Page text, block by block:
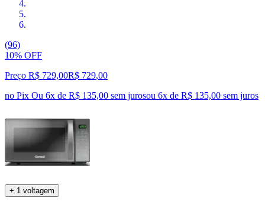
(96)
10% OFF
Preço R$ 729,00R$ 729,00
no Pix Ou 6x de R$ 135,00 sem jurosou 6x de R$ 135,00 sem juros
+ 1 voltagem